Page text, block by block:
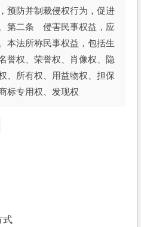
预防并制裁侵权行为，促进
第二条 侵害民事权益，应
本法所称民事权益，包括生
誉权、荣誉权、肖像权、隐
、所有权、用益物权、担保
标专用权、发现权
式